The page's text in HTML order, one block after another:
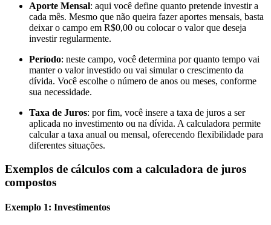
Aporte Mensal: aqui você define quanto pretende investir a
cada mês. Mesmo que não queira fazer aportes mensais, basta
deixar o campo em R$0,00 ou colocar o valor que deseja
investir regularmente.
Período: neste campo, você determina por quanto tempo vai
manter o valor investido ou vai simular o crescimento da
dívida. Você escolhe o número de anos ou meses, conforme
sua necessidade.
Taxa de Juros: por fim, você insere a taxa de juros a ser
aplicada no investimento ou na dívida. A calculadora permite
calcular a taxa anual ou mensal, oferecendo flexibilidade para
diferentes situações.
Exemplos de cálculos com a calculadora de juros
compostos
Exemplo 1: Investimentos